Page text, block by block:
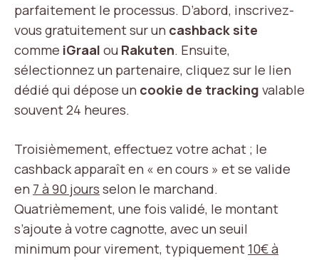
parfaitement le processus. D’abord, inscrivez-
vous gratuitement sur un cashback site
comme iGraal ou Rakuten. Ensuite,
sélectionnez un partenaire, cliquez sur le lien
dédié qui dépose un cookie de tracking valable
souvent 24 heures.
Troisièmement, effectuez votre achat ; le
cashback apparaît en « en cours » et se valide
en 7 à 90 jours selon le marchand.
Quatrièmement, une fois validé, le montant
s’ajoute à votre cagnotte, avec un seuil
minimum pour virement, typiquement 10€ à